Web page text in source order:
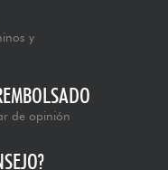
y
de opinión